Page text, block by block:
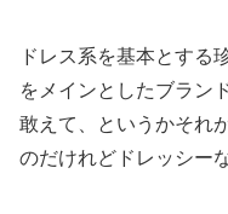
ドレス系を基本とする
をメインとしたブラン
敢えて、というかそれ
のだけれどドレッシー